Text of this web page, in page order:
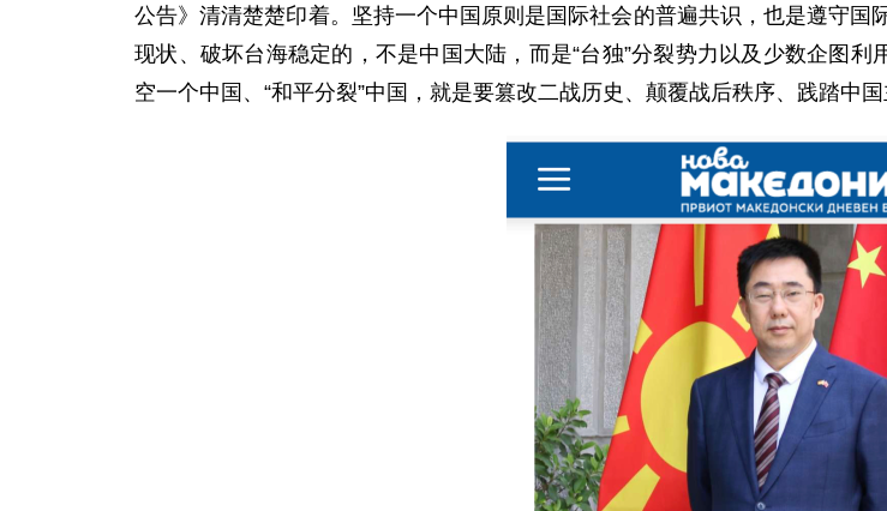
公告》清清楚楚印着。坚持一个中国原则是国际社会的普遍共识，也是遵守
现状、破坏台海稳定的，不是中国大陆，而是“台独”分裂势力以及少数企图
空一个中国、“和平分裂”中国，就是要篡改二战历史、颠覆战后秩序、践踏中